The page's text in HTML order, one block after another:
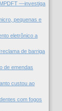
—investiga
pequenas e
eletrônico a
de barriga
de emendas
custou ao
com fogos